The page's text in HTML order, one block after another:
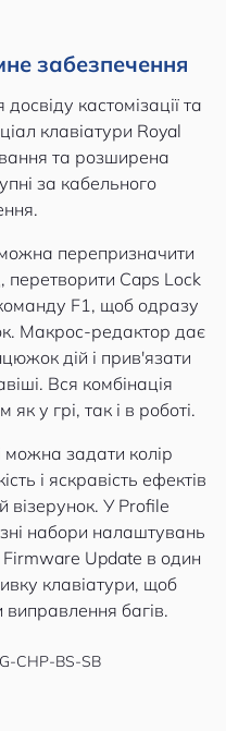
забезпечення
кастомізації та
клавіатури Royal
та розширена
за кабельного
можна перепризначити
Caps Lock
F1, щоб одразу
Макрос-редактор дає
дій і прив'язати
Вся комбінація
у грі, так і в роботі.
можна задати колір
і яскравість ефектів
У Profile
набори налаштувань
Firmware Update в один
клавіатури, щоб
виправлення багів.